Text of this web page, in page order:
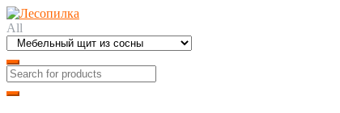
Skip
to
navigation
Skip
to
content
All